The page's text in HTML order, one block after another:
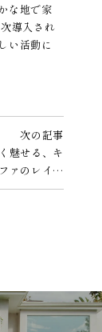
な地で家
導入され
い活動に
次の記事
魅せる、キ
ァのレイ…